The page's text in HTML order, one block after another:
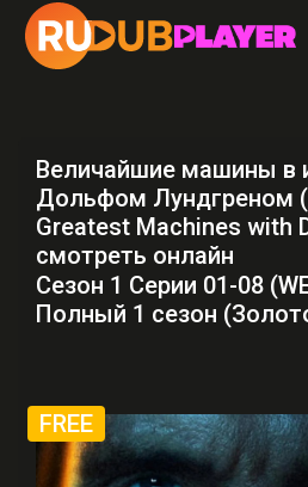
Величайшие машины в
Дольфом Лундгреном
Greatest Machines with
смотреть онлайн
Сезон 1 Серии 01-08
Полный 1 сезон
FREE